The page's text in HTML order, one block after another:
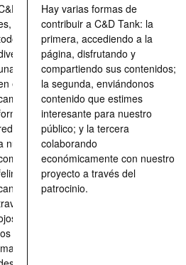
Tank
ante
un
parada
el
una
de
nuestros
y
a
de los
quienes
han
Hay varias formas de
contribuir a C&D Tank: la
primera, accediendo a la
página, disfrutando y
compartiendo sus contenidos;
la segunda, enviándonos
contenido que estimes
interesante para nuestro
público; y la tercera
colaborando
económicamente con nuestro
proyecto a través del
patrocinio.